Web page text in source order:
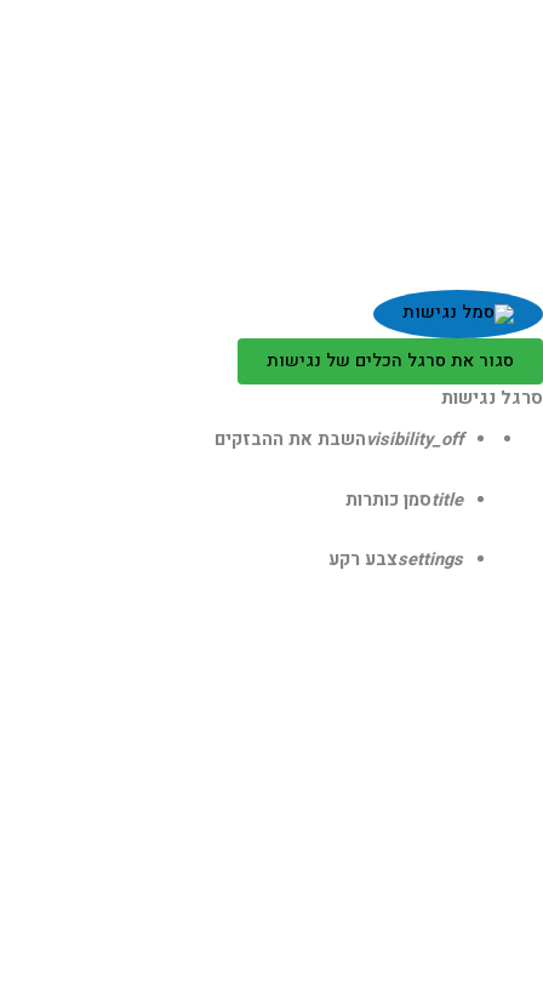
סגור את סרגל הכלים של נגישות
נגישות
visibility_offהשבת את ההבזקים
titleסמן כותרות
settingsצבע רקע